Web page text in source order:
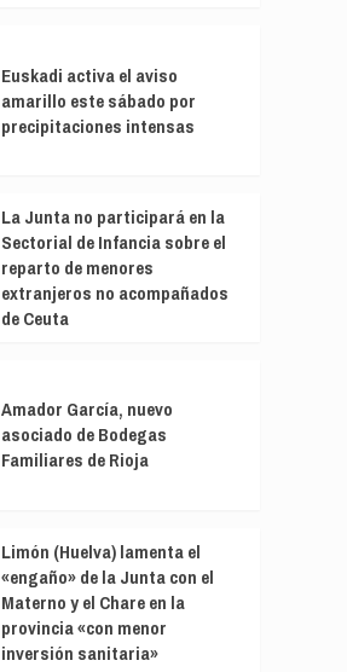
Euskadi activa el aviso
amarillo este sábado por
precipitaciones intensas
La Junta no participará en la
Sectorial de Infancia sobre el
reparto de menores
extranjeros no acompañados
de Ceuta
Amador García, nuevo
asociado de Bodegas
Familiares de Rioja
Limón (Huelva) lamenta el
«engaño» de la Junta con el
Materno y el Chare en la
provincia «con menor
inversión sanitaria»